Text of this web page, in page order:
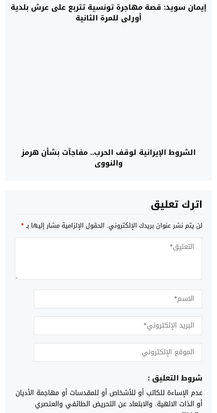
إيمان سويد: قصة مهاجرة تونسية تتربع على عرش بلدية
أورلي للمرة الثانية
الشروط الإيرانية لوقف الحرب.. مفاجآت بشأن هرمز
والنووي
اترك تعليق
لن يتم نشر عنوان بريدك الإلكتروني. الحقول الإلزامية مشار إليها بـ*
شروط التعليق :
عدم الإساءة للكاتب أو للأشخاص أو للمقدسات أو مهاجمة الأديان
أو الذات الالهية. والابتعاد عن التحريض الطائفي والعنصري